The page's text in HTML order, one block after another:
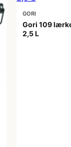
GORI
Gori 109
2,5 L